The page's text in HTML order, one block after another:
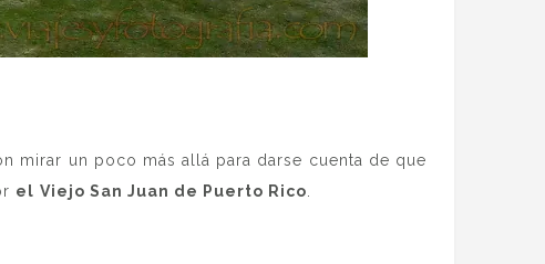
mirar un poco más allá para darse cuenta de que
el Viejo San Juan de Puerto Rico